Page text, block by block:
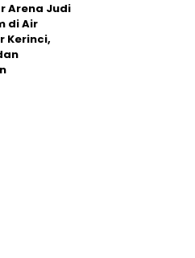
Arena Judi
di Air
Kerinci,